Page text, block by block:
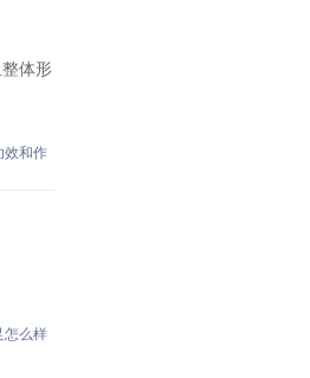
体形
效和作
怎么样